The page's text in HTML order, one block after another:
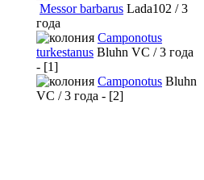
Messor barbarus Lada102 / 3
года
Camponotus
turkestanus Bluhn VC / 3 года
- [1]
Camponotus Bluhn
VC / 3 года - [2]